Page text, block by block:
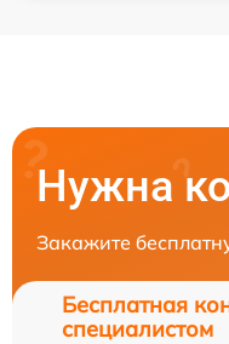
Нужна
Закажите
Бесплатная
специалистом